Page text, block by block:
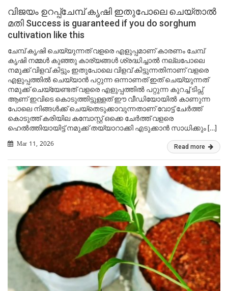
വിജയം ഉറപ്പ്ചേമ്പ് കൃഷി ഇതുപോലെ ചെയ്‌താൽ
മതി Success is guaranteed if you do sorghum
cultivation like this
ചേമ്പ് കൃഷി ചെയ്യുന്നത് വളരെ എളുപ്പമാണ് കാരണം ചേമ്പ്
കൃഷി നമ്മൾ കുഞ്ഞു കാര്യങ്ങൾ ശ്രദ്ധിച്ചാൽ നല്ലപോലെ
നമുക്ക് വിളവ് കിട്ടും ഇതുപോലെ വിളവ് കിട്ടുന്നതിനാണ് വളരെ
എളുപ്പത്തിൽ ചെയ്യാൻ പറ്റുന്ന ഒന്നാണത് ഇത് ചെയ്യുന്നത്
നമുക്ക് ചെയ്യേണ്ടത് വളരെ എളുപ്പത്തിൽ പറ്റുന്ന കുറച്ച് ടിപ്സ്
ആണ് ഇവിടെ കൊടുത്തിട്ടുള്ളത് ഈ വീഡിയോയിൽ കാണുന്ന
പോലെ നിങ്ങൾക്ക് ചെയ്തെടുക്കാവുന്നതാണ് വോട്ട് ചേർത്ത്
കൊടുത്ത് കരിയില കമ്പോസ്റ്റ് ഒക്കെ ചേർത്ത് വളരെ
ഹെൽത്തിയായിട്ട് നമുക്ക് തയ്യാറാക്കി എടുക്കാൻ സാധിക്കും […]
Mar 11, 2026 Read more